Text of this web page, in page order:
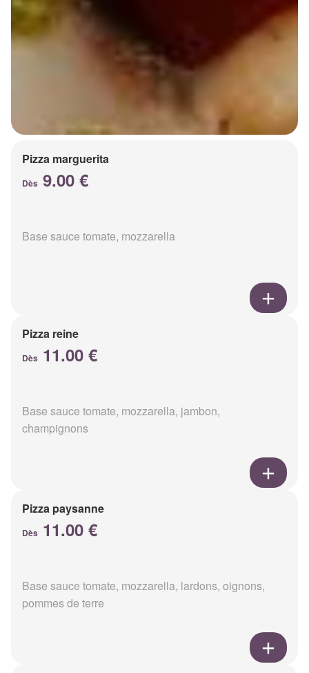
Pizza marguerita
Dès 9.00 €
Base sauce tomate, mozzarella
Pizza reine
Dès 11.00 €
Base sauce tomate, mozzarella, jambon,
champignons
Pizza paysanne
Dès 11.00 €
Base sauce tomate, mozzarella, lardons, oignons,
pommes de terre